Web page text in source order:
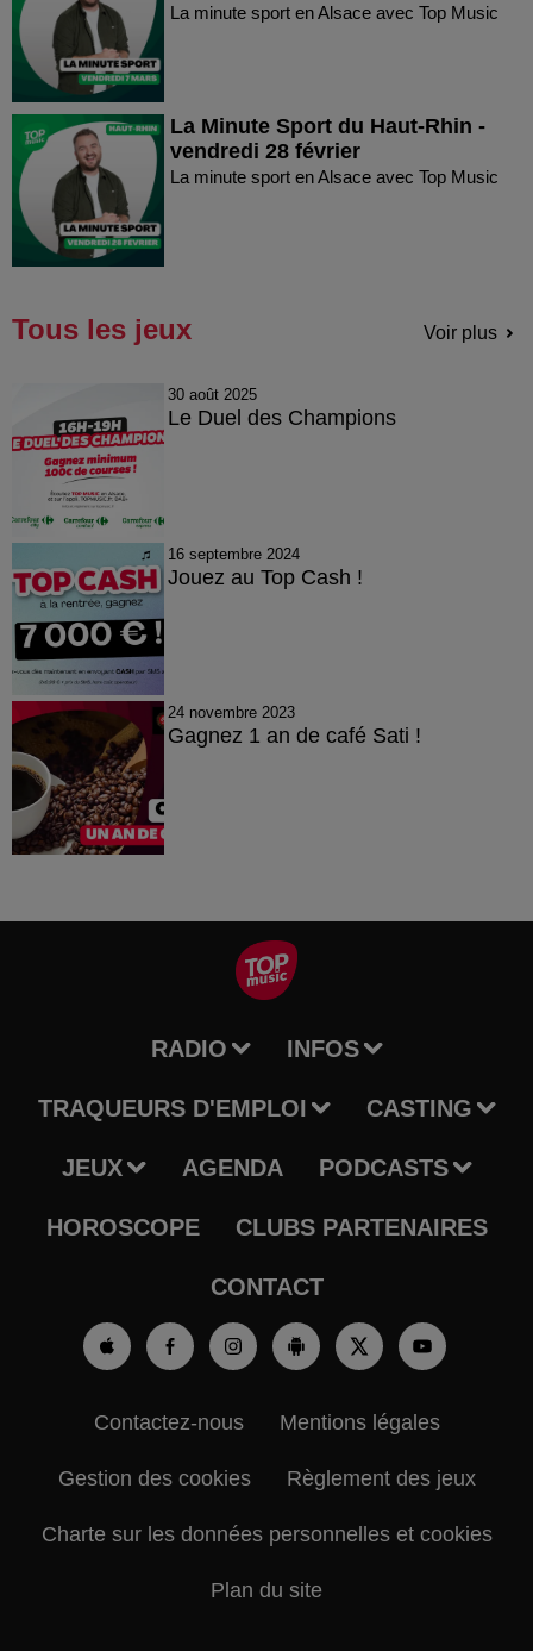
La minute sport en Alsace avec Top Music
La Minute Sport du Haut-Rhin -
vendredi 28 février
La minute sport en Alsace avec Top Music
Tous les jeux Voir plus
30 août 2025
Le Duel des Champions
16 septembre 2024
Jouez au Top Cash !
24 novembre 2023
Gagnez 1 an de café Sati !
RADIO INFOS
TRAQUEURS D'EMPLOI CASTING
JEUX AGENDA PODCASTS
HOROSCOPE CLUBS PARTENAIRES
CONTACT
Contactez-nous Mentions légales
Gestion des cookies Règlement des jeux
Charte sur les données personnelles et cookies
Plan du site